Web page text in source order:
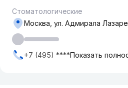
Стоматологические
Москва, ул. ​Адмирала
+7 (495) ****Показать